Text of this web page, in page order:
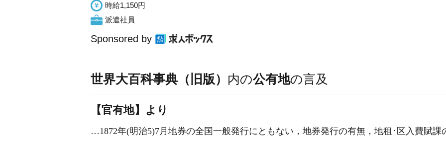
時給1,150円
派遣社員
Sponsored by
世界大百科事典（旧版） 内の公有地の言及
【官有地】より
…1872年(明治5)7月 地券の全国一般発行にともない，地券発行の有無，地租･区入費賦